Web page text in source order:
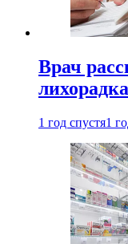
Врач
1 год спустя1